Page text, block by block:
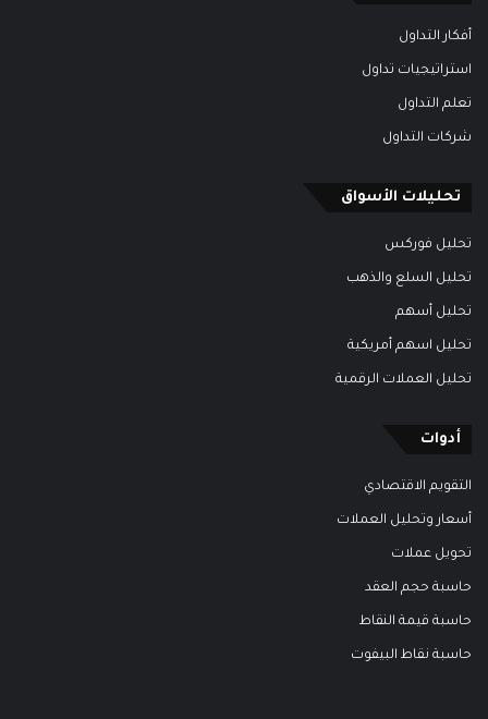
أفكار التداول
استراتيجيات تداول
تعلم التداول
شركات التداول
تحليلات الأسواق
تحليل فوركس
تحليل السلع والذهب
تحليل أسهم
تحليل اسهم أمريكية
تحليل العملات الرقمية
أدوات
التقويم الاقتصادي
أسعار وتحليل العملات
تحويل عملات
حاسبة حجم العقد
حاسبة قيمة النقاط
حاسبة نقاط البيفوت